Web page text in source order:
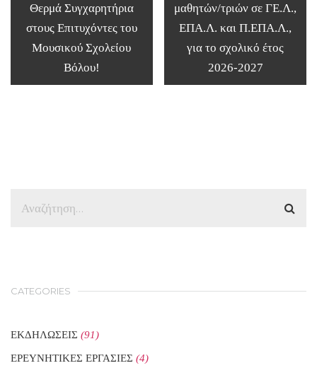
Θερμά Συγχαρητήρια
στους Επιτυχόντες του
Μουσικού Σχολείου
Βόλου!
μαθητών/τριών σε ΓΕ.Λ.,
ΕΠΑ.Λ. και Π.ΕΠΑ.Λ.,
για το σχολικό έτος
2026-2027
CATEGORIES
ΕΚΔΗΛΩΣΕΙΣ (91)
ΕΡΕΥΝΗΤΙΚΕΣ ΕΡΓΑΣΙΕΣ (4)